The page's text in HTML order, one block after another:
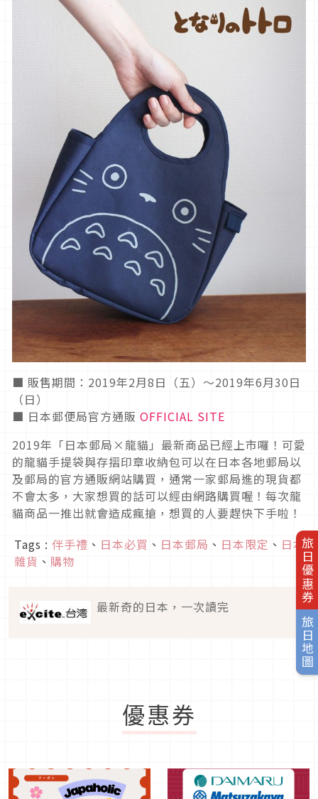
旅日優惠券
旅日地圖
■ 販售期間：2019年2月8日（五）～2019年6月30日
（日）
■ 日本郵便局官方通販 OFFICIAL SITE
2019年「日本郵局×龍貓」最新商品已經上市囉！可愛
的龍貓手提袋與存摺印章收納包可以在日本各地郵局以
及郵局的官方通販網站購買，通常一家郵局進的現貨都
不會太多，大家想買的話可以經由網路購買喔！每次龍
貓商品一推出就會造成瘋搶，想買的人要趕快下手啦！
Tags : 伴手禮 、 日本必買 、 日本郵局 、 日本限定 、 日本
雜貨 、 購物
最新奇的日本，一次讀完
優惠券